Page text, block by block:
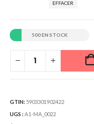
EFFACER
500 EN STOCK
GTIN: 5903301902422
UGS :A1-MA_0022